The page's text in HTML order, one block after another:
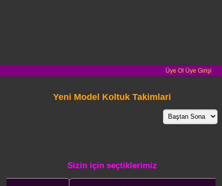
Üye Ol Üye Girişi
Yeni Model Koltuk Takimlari
Sizin için seçtiklerimiz